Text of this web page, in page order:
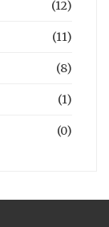
(12)
(11)
(8)
(1)
(0)